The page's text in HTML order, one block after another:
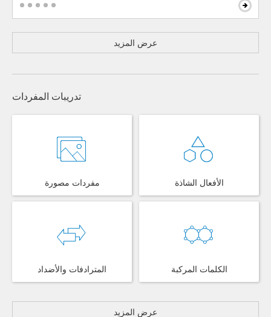
عرض المزيد
تدريبات المفردات
مفردات مصورة الأفعال الشاذة
المترادفات والأضداد الكلمات المركبة
عرض المزيد